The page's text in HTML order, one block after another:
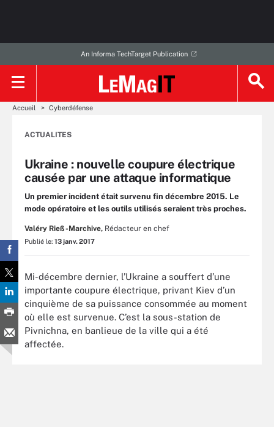
An Informa TechTarget Publication
Accueil Cyberdéfense
ACTUALITES
Ukraine : nouvelle coupure électrique
causée par une attaque informatique
Un premier incident était survenu fin décembre 2015. Le
mode opératoire et les outils utilisés seraient très proches.
Valéry Rieß-Marchive, Rédacteur en chef
Publié le: 13 janv. 2017
Mi-décembre dernier, l’Ukraine a souffert d’une
importante coupure électrique, privant Kiev d’un
cinquième de sa puissance consommée au moment
où elle est survenue. C’est la sous-station de
Pivnichna, en banlieue de la ville qui a été
affectée.